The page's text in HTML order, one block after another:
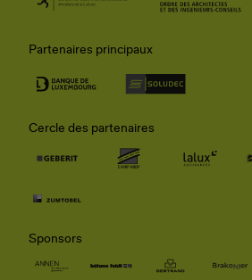
Partenaires principaux
Cercle des partenaires
Sponsors